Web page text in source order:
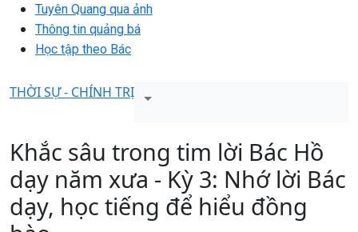
Tuyên Quang qua ảnh
Thông tin quảng bá
Học tập theo Bác
THỜI SỰ - CHÍNH TRỊ
Khắc sâu trong tim lời Bác Hồ
dạy năm xưa - Kỳ 3: Nhớ lời Bác
dạy, học tiếng để hiểu đồng